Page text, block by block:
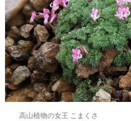
高山植物の女王 こまくさ